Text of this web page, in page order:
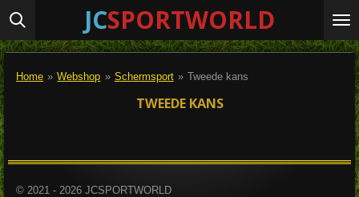
Ga
direct
naar
hoofdinhoud
JCSPORTWORLD
Home » Webshop » Schermsport » Tweede kans
TWEEDE KANS
© 2021 - 2026 JCSPORTWORLD